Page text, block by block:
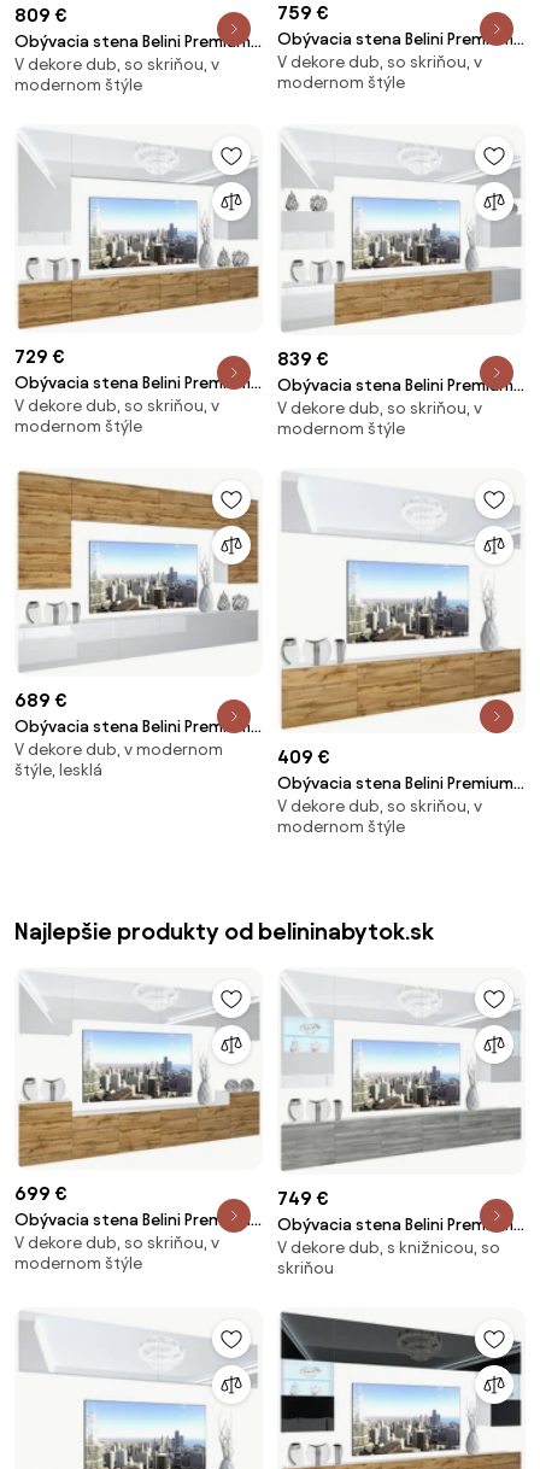
809 €
Obývacia stena Belini Premium
Full Version biely lesk / dub
wotan + LED osvetlenie Nexum
V dekore dub, so skriňou, v
modernom štýle
759 €
Obývacia stena Belini Premium
Full Version biely lesk / dub
wotan + LED osvetlenie Nexum
V dekore dub, so skriňou, v
modernom štýle
729 €
Obývacia stena Belini Premium
Full Version biely lesk / dub
wotan + LED osvetlenie Nexum
V dekore dub, so skriňou, v
modernom štýle
839 €
Obývacia stena Belini Premium
Full Version biely lesk / dub
wotan + LED osvetlenie Nexum
V dekore dub, so skriňou, v
modernom štýle
689 €
Obývacia stena Belini Premium
Full Version dub wotan / biely
lesk + LED osvetlenie Nexum 22
V dekore dub, v modernom
štýle, lesklá
409 €
Obývacia stena Belini Premium
Full Version biely lesk / dub
wotan + LED osvetlenie Nexum
V dekore dub, so skriňou, v
modernom štýle
Najlepšie produkty od belininabytok.sk
699 €
Obývacia stena Belini Premium
Full Version bely leski / dub
wotan + LED osvetlenie Nexum
V dekore dub, so skriňou, v
modernom štýle
749 €
Obývacia stena Belini Premium
Full Version biely lesk / šedý
antracit Glamour Wood + LED
V dekore dub, s knižnicou, so
skriňou